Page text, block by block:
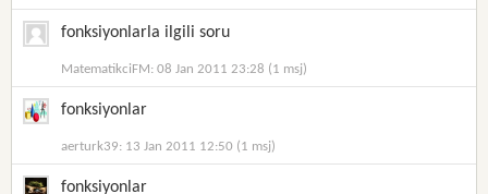
fonksiyonlarla ilgili soru
MatematikciFM: 08 Jan 2011 23:28 (1 msj)
fonksiyonlar
aerturk39: 13 Jan 2011 12:50 (1 msj)
fonksiyonlar